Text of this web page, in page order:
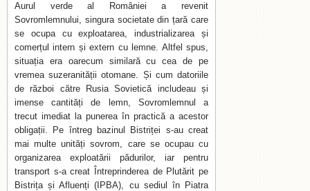
Aurul verde al României a revenit
Sovromlemnului, singura societate din țară care
se ocupa cu exploatarea, industrializarea și
comerțul intern și extern cu lemne. Altfel spus,
situația era oarecum similară cu cea de pe
vremea suzeranității otomane. Și cum datoriile
de război către Rusia Sovietică includeau și
imense cantități de lemn, Sovromlemnul a
trecut imediat la punerea în practică a acestor
obligații. Pe întreg bazinul Bistriței s-au creat
mai multe unități sovrom, care se ocupau cu
organizarea exploatării pădurilor, iar pentru
transport s-a creat Întreprinderea de Plutărit pe
Bistrița și Afluenți (IPBA), cu sediul în Piatra